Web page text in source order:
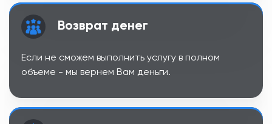
Возврат денег
Если не сможем выполнить услугу в полном
объеме - мы вернем Вам деньги.